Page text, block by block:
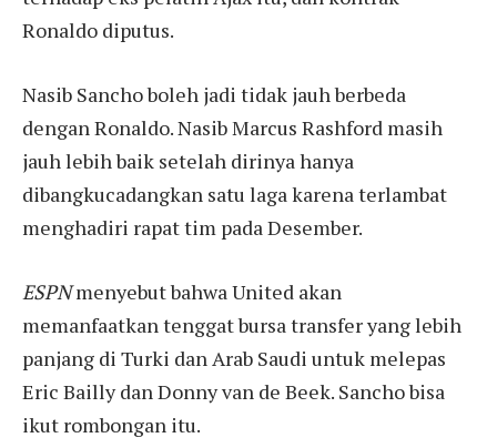
Ronaldo diputus.
Nasib Sancho boleh jadi tidak jauh berbeda
dengan Ronaldo. Nasib Marcus Rashford masih
jauh lebih baik setelah dirinya hanya
dibangkucadangkan satu laga karena terlambat
menghadiri rapat tim pada Desember.
ESPNmenyebut bahwa United akan
memanfaatkan tenggat bursa transfer yang lebih
panjang di Turki dan Arab Saudi untuk melepas
Eric Bailly dan Donny van de Beek. Sancho bisa
ikut rombongan itu.